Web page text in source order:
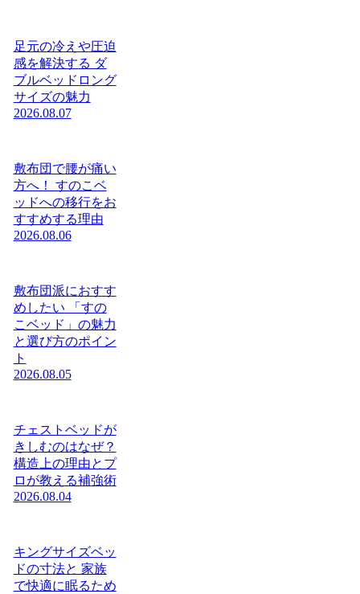
足元の冷えや圧迫
感を解決する ダ
ブルベッドロング
サイズの魅力
2026.08.07
敷布団で腰が痛い
方へ！ すのこベ
ッドへの移行をお
すすめする理由
2026.08.06
敷布団派におすす
めしたい 「すの
こベッド」の魅力
と選び方のポイン
ト
2026.08.05
チェストベッドが
きしむのはなぜ？
構造上の理由とプ
ロが教える補強術
2026.08.04
キングサイズベッ
ドの寸法と 家族
で快適に眠るため